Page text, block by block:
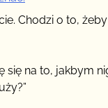
nie
–
Chcesz
Chodzi o to,
na to, jakbym